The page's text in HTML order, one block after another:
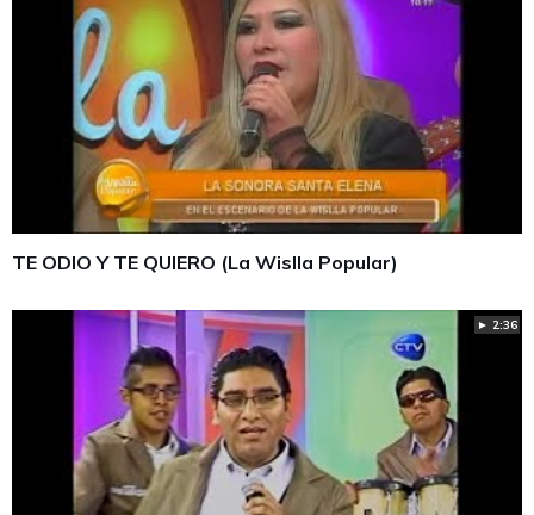
TE ODIO Y TE QUIERO (La Wislla Popular)
► 2:36